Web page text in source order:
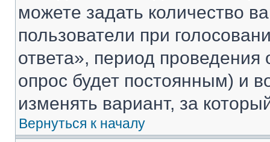
можете задать количество
пользователи при
ответа», период проведения
опрос будет постоянным) и
изменять вариант, за
Вернуться к началу